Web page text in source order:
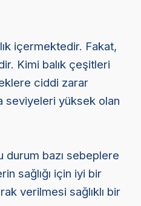
içermektedir. Fakat,
Kimi balık çeşitleri
ciddi zarar
seviyeleri yüksek olan
durum bazı sebeplere
sağlığı için iyi bir
verilmesi sağlıklı bir